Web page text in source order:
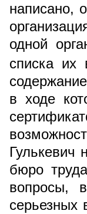
написано,
одной
списка
в ходе
Гулькевич
бюро
вопросы,
серьезных